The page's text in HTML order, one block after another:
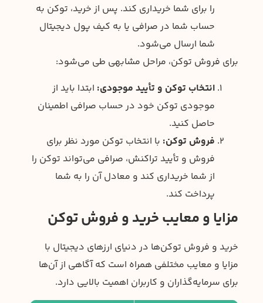
را برای شما خریداری کند. پس از خرید، توکن به
حساب شما در صرافی یا به کیف پول دیجیتال
شما ارسال می‌شود.
برای فروش توکن، مراحل مشابهی طی می‌شود:
انتخاب توکن و تأیید موجودی: ابتدا باید از
موجودی توکن خود در حساب صرافی اطمینان
حاصل کنید.
فروش توکن: با انتخاب توکن مورد نظر برای
فروش و تأیید تراکنش، صرافی می‌تواند توکن را
از شما خریداری کند و معادل آن را به شما
پرداخت کند.
مزایا و معایب خرید و فروش توکن
خرید و فروش توکن‌ها در دنیای ارزهای دیجیتال با
مزایا و معایب مختلفی همراه است که آگاهی از آن‌ها
برای سرمایه‌گذاران و کاربران اهمیت بالایی دارد.